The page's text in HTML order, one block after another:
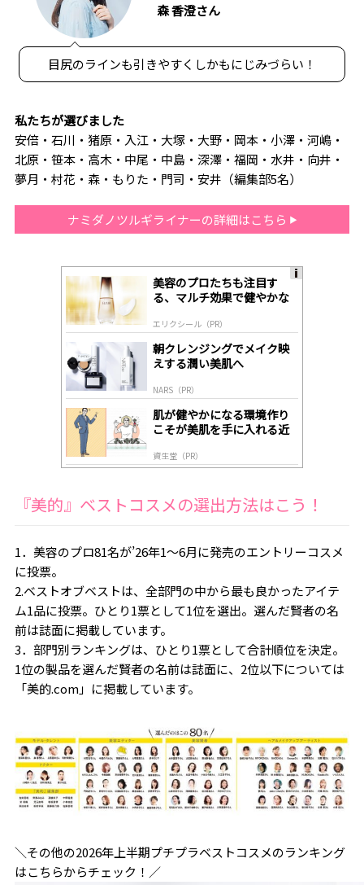
森 香澄さん
目尻のラインも引きやすくしかもにじみづらい！
私たちが選びました
安倍・石川・猪原・入江・大塚・大野・岡本・小澤・河嶋・
北原・笹本・高木・中尾・中島・深澤・福岡・水井・向井・
夢月・村花・森・もりた・門司・安井（編集部5名）
ナミダノツルギライナーの詳細はこちら
美容のプロたちも注目す
る、マルチ効果で健やかな
エリクシール（PR）
朝クレンジングでメイク映
えする潤い美肌へ
NARS（PR）
肌が健やかになる環境作り
こそが美肌を手に入れる近
資生堂（PR）
『美的』ベストコスメの選出方法はこう！
1．美容のプロ81名が’26年1～6月に発売のエントリーコスメ
に投票。
2.ベストオブベストは、全部門の中から最も良かったアイテ
ム1品に投票。ひとり1票として1位を選出。選んだ賢者の名
前は誌面に掲載しています。
3．部門別ランキングは、ひとり1票として合計順位を決定。
1位の製品を選んだ賢者の名前は誌面に、2位以下については
「美的.com」に掲載しています。
＼その他の2026年上半期プチプラベストコスメのランキング
はこちらからチェック！／